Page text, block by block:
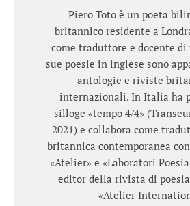
Piero Toto è un poeta
britannico residente a
come traduttore e docente di
sue poesie in inglese sono
antologie e riviste
internazionali. In Italia ha
silloge «tempo 4/4»
2021) e collabora come
britannica contemporanea
«Atelier» e «Laboratori
editor della rivista di
«Atelier